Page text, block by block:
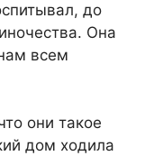
до
Она
всем
они такое
дом ходила